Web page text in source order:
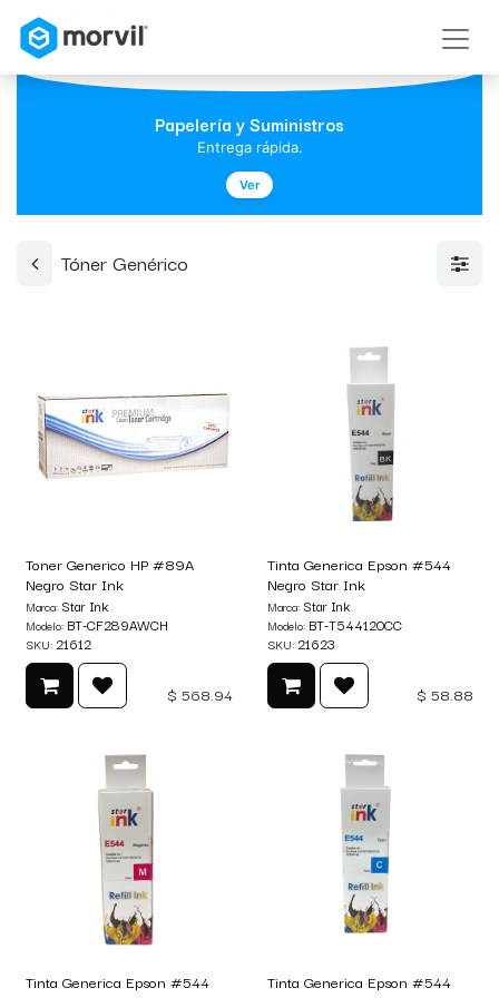
Papelería y Suministros
Entrega rápida.
Ver
Tóner Genérico
Toner Generico HP #89A
Negro Star Ink
Marca:Star Ink
Modelo: BT-CF289AWCH
SKU:21612
$ 568.94
Tinta Generica Epson #544
Negro Star Ink
Marca:Star Ink
Modelo: BT-T544120CC
SKU:21623
$ 58.88
Tinta Generica Epson #544
Tinta Generica Epson #544